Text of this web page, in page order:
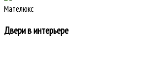
Мателюкс
Двери в интерьере